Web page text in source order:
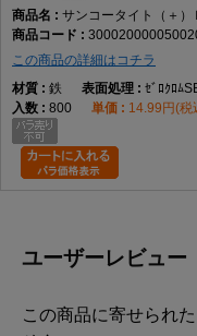
サンコータイト（＋）
この商品の詳細はコチラ
鉄
ｾﾞﾛｸﾛﾑ
800
14.99円(税
ユーザーレビュー
この商品に寄せられ